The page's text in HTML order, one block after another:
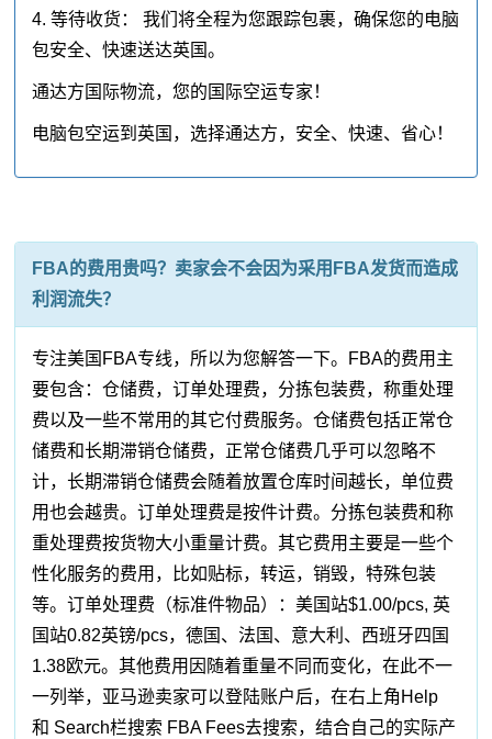
4. 等待收货： 我们将全程为您跟踪包裹，确保您的电脑
包安全、快速送达英国。
通达方国际物流，您的国际空运专家！
电脑包空运到英国，选择通达方，安全、快速、省心！
FBA的费用贵吗？卖家会不会因为采用FBA发货而造成
利润流失？
专注美国FBA专线，所以为您解答一下。FBA的费用主
要包含：仓储费，订单处理费，分拣包装费，称重处理
费以及一些不常用的其它付费服务。仓储费包括正常仓
储费和长期滞销仓储费，正常仓储费几乎可以忽略不
计，长期滞销仓储费会随着放置仓库时间越长，单位费
用也会越贵。订单处理费是按件计费。分拣包装费和称
重处理费按货物大小重量计费。其它费用主要是一些个
性化服务的费用，比如贴标，转运，销毁，特殊包装
等。订单处理费（标准件物品）：美国站$1.00/pcs, 英
国站0.82英镑/pcs，德国、法国、意大利、西班牙四国
1.38欧元。其他费用因随着重量不同而变化，在此不一
一列举，亚马逊卖家可以登陆账户后，在右上角Help
和 Search栏搜索 FBA Fees去搜索，结合自己的实际产